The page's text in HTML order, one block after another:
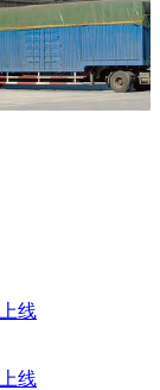
线
线